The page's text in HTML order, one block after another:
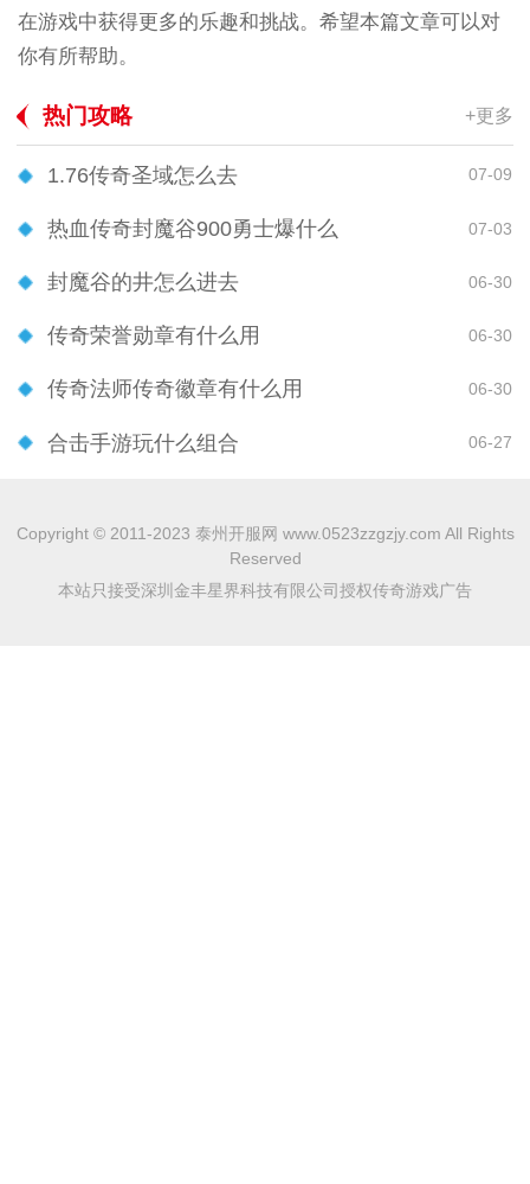
在游戏中获得更多的乐趣和挑战。希望本篇文章可以对
你有所帮助。
热门攻略 +更多
1.76传奇圣域怎么去 07-09
热血传奇封魔谷900勇士爆什么 07-03
封魔谷的井怎么进去 06-30
传奇荣誉勋章有什么用 06-30
传奇法师传奇徽章有什么用 06-30
合击手游玩什么组合 06-27
Copyright © 2011-2023 泰州开服网 www.0523zzgzjy.com All Rights
Reserved
本站只接受深圳金丰星界科技有限公司授权传奇游戏广告